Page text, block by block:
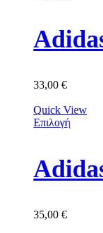
33,00 €
Quick View
Επιλογή
35,00 €